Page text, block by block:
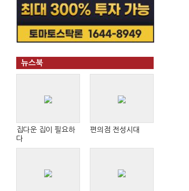
뉴스북
집다운 집이 필요하
다
편의점 전성시대